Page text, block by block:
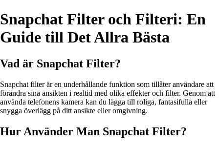
Snapchat Filter och Filteri: En
Guide till Det Allra Bästa
Vad är Snapchat Filter?
Snapchat filter är en underhållande funktion som tillåter användare att
förändra sina ansikten i realtid med olika effekter och filter. Genom att
använda telefonens kamera kan du lägga till roliga, fantasifulla eller
snygga överlägg på ditt ansikte eller omgivning.
Hur Använder Man Snapchat Filter?